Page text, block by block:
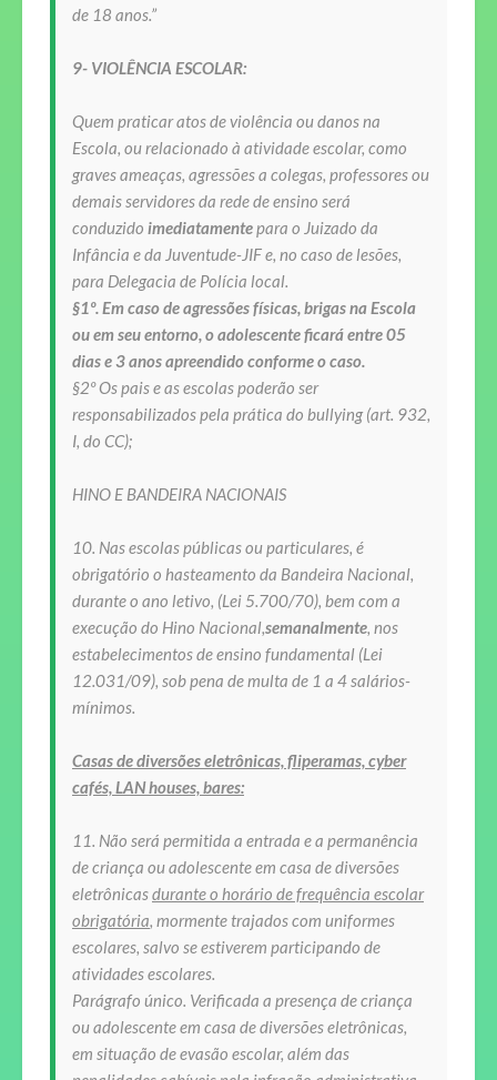
de 18 anos.”
9- VIOLÊNCIA ESCOLAR:
Quem praticar atos de violência ou danos na
Escola, ou relacionado à atividade escolar, como
graves ameaças, agressões a colegas, professores ou
demais servidores da rede de ensino será
conduzido imediatamentepara o Juizado da
Infância e da Juventude-JIF e, no caso de lesões,
para Delegacia de Polícia local.
§1º. Em caso de agressões físicas, brigas na Escola
ou em seu entorno, o adolescente ficará entre 05
dias e 3 anos apreendido conforme o caso.
§2º Os pais e as escolas poderão ser
responsabilizados pela prática do bullying (art. 932,
I, do CC);
HINO E BANDEIRA NACIONAIS
10. Nas escolas públicas ou particulares, é
obrigatório o hasteamento da Bandeira Nacional,
durante o ano letivo, (Lei 5.700/70), bem com a
execução do Hino Nacional,semanalmente, nos
estabelecimentos de ensino fundamental (Lei
12.031/09), sob pena de multa de 1 a 4 salários-
mínimos.
Casas de diversões eletrônicas, fliperamas, cyber
cafés, LAN houses, bares:
11. Não será permitida a entrada e a permanência
de criança ou adolescente em casa de diversões
eletrônicasdurante o horário de frequência escolar
obrigatória, mormente trajados com uniformes
escolares, salvo se estiverem participando de
atividades escolares.
Parágrafo único. Verificada a presença de criança
ou adolescente em casa de diversões eletrônicas,
em situação de evasão escolar, além das